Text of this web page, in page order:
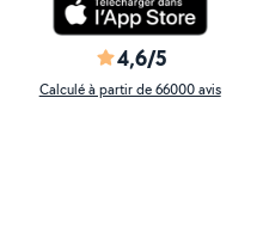
4,6/5
Calculé à partir de 66000 avis